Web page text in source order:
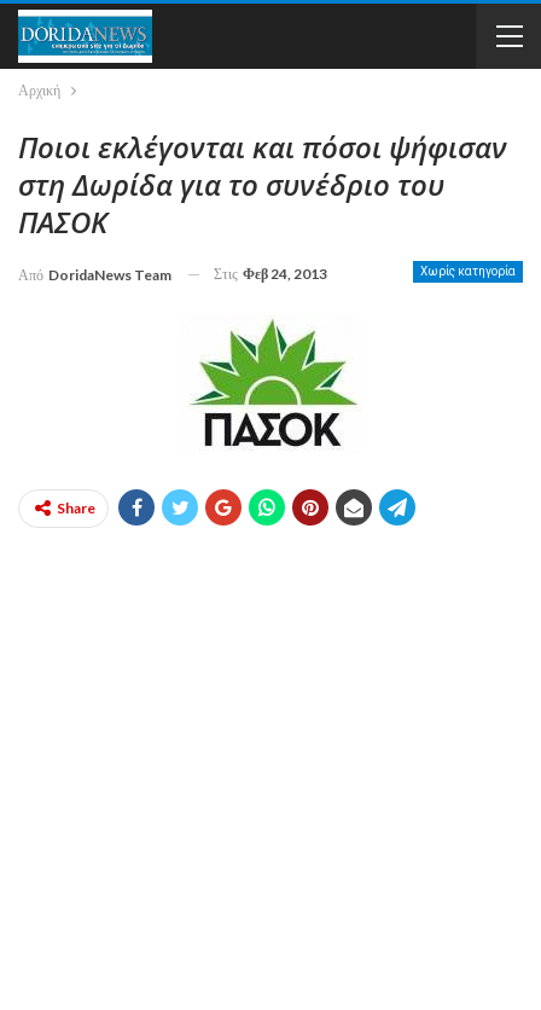
Αρχική
Ποιοι εκλέγονται και πόσοι ψήφισαν
στη Δωρίδα για το συνέδριο του
ΠΑΣΟΚ
Χωρίς κατηγορία
Από DoridaNews Team Στις Φεβ 24, 2013
Share